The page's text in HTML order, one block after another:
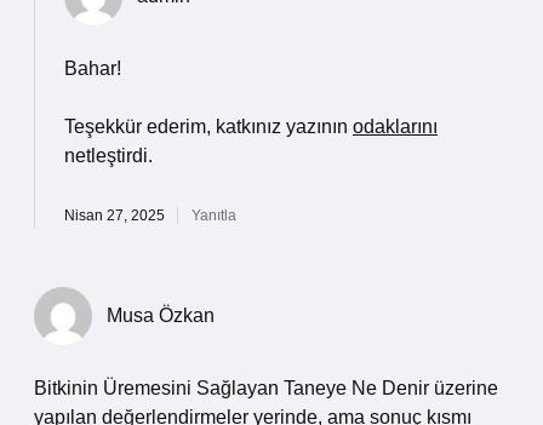
Bahar!
Teşekkür ederim, katkınız yazının odaklarını
netleştirdi.
Nisan 27, 2025 Yanıtla
Musa Özkan
Bitkinin Üremesini Sağlayan Taneye Ne Denir üzerine
yapılan değerlendirmeler yerinde, ama sonuç kısmı